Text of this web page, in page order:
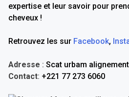
expertise et leur savoir pour
cheveux !
Retrouvez les sur Facebook,
Adresse : Scat urbam
Contact: +221 77 273 6060